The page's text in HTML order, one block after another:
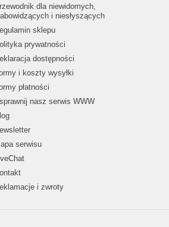
dla niewidomych,
i niesłyszących
sklepu
prywatności
dostępności
i koszty wysyłki
płatności
nasz serwis WWW
serwisu
i zwroty